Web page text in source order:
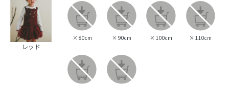
レッド
× 80cm × 90cm × 100cm × 110cm